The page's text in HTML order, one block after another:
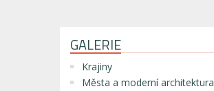
GALERIE
Krajiny
Města a moderní architektura